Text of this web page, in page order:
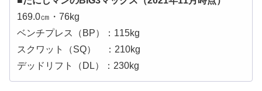
169.0㎝・76kg
ベンチプレス（BP）：115kg
スクワット（SQ） ：210kg
デッドリフト（DL）：230kg